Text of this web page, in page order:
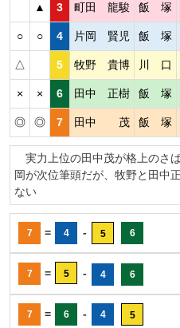
▲ 3 町田 龍駿 飯 塚
○ ○ 4 片岡 賢児 飯 塚
△ 5 牧野 貴博 川 口
× × 6 田中 正樹 飯 塚
◎ ◎ 7 田中 茂 飯 塚
実力上位の田中茂が格上のさ
岡が次位筆頭だが、牧野と田中
ない
7 = 4 - 5 6
7 = 5 - 4 6
7 = 6 - 4 5